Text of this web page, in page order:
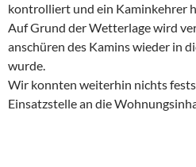
kontrolliert und ein Kaminkehrer
Auf Grund der Wetterlage wird
anschüren des Kamins wieder in
wurde.
Wir konnten weiterhin nichts
Einsatzstelle an die